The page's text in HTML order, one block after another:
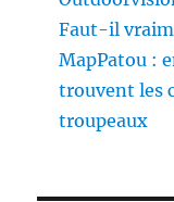
Faut-il
MapPatou :
trouvent les
troupeaux